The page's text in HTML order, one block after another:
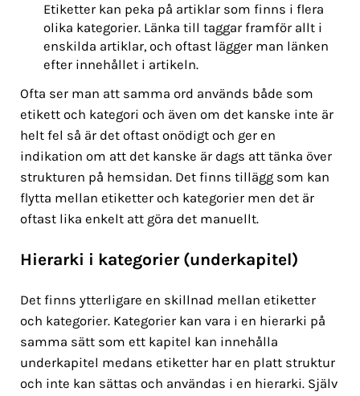
Etiketter kan peka på artiklar som finns i flera
olika kategorier. Länka till taggar framför allt i
enskilda artiklar, och oftast lägger man länken
efter innehållet i artikeln.
Ofta ser man att samma ord används både som
etikett och kategori och även om det kanske inte är
helt fel så är det oftast onödigt och ger en
indikation om att det kanske är dags att tänka över
strukturen på hemsidan. Det finns tillägg som kan
flytta mellan etiketter och kategorier men det är
oftast lika enkelt att göra det manuellt.
Hierarki i kategorier (underkapitel)
Det finns ytterligare en skillnad mellan etiketter
och kategorier. Kategorier kan vara i en hierarki på
samma sätt som ett kapitel kan innehålla
underkapitel medans etiketter har en platt struktur
och inte kan sättas och användas i en hierarki. Själv